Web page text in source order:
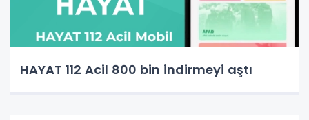
HAYAT 112 Acil 800 bin indirmeyi aştı